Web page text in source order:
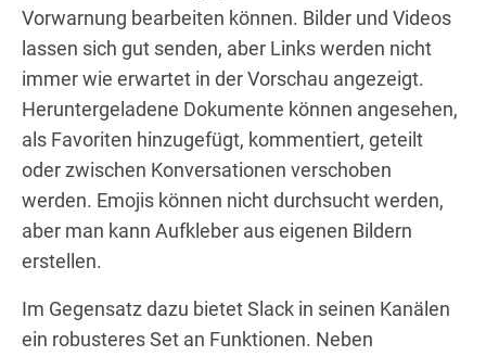
Vorwarnung bearbeiten können. Bilder und Videos
lassen sich gut senden, aber Links werden nicht
immer wie erwartet in der Vorschau angezeigt.
Heruntergeladene Dokumente können angesehen,
als Favoriten hinzugefügt, kommentiert, geteilt
oder zwischen Konversationen verschoben
werden. Emojis können nicht durchsucht werden,
aber man kann Aufkleber aus eigenen Bildern
erstellen.
Im Gegensatz dazu bietet Slack in seinen Kanälen
ein robusteres Set an Funktionen. Neben